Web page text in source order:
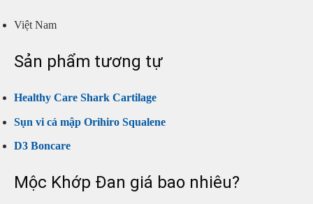
Việt Nam
Sản phẩm tương tự
Healthy Care Shark Cartilage
Sụn vi cá mập Orihiro Squalene
D3 Boncare
Mộc Khớp Đan giá bao nhiêu?